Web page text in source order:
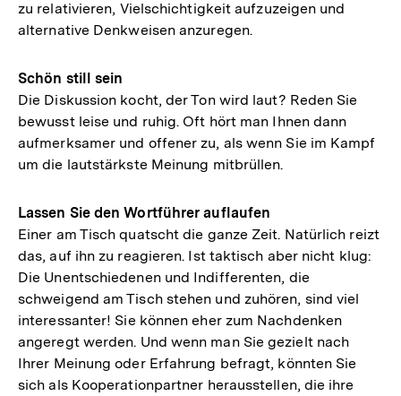
zu relativieren, Vielschichtigkeit aufzuzeigen und
alternative Denkweisen anzuregen.
Schön still sein
Die Diskussion kocht, der Ton wird laut? Reden Sie
bewusst leise und ruhig. Oft hört man Ihnen dann
aufmerksamer und offener zu, als wenn Sie im Kampf
um die lautstärkste Meinung mitbrüllen.
Lassen Sie den Wortführer auflaufen
Einer am Tisch quatscht die ganze Zeit. Natürlich reizt
das, auf ihn zu reagieren. Ist taktisch aber nicht klug:
Die Unentschiedenen und Indifferenten, die
schweigend am Tisch stehen und zuhören, sind viel
interessanter! Sie können eher zum Nachdenken
angeregt werden. Und wenn man Sie gezielt nach
Ihrer Meinung oder Erfahrung befragt, könnten Sie
sich als Kooperationpartner herausstellen, die ihre